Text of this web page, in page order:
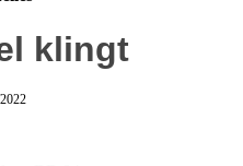
klingt